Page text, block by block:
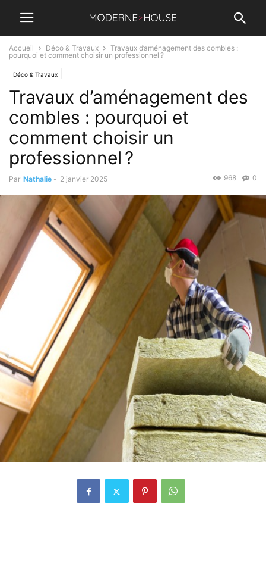
Accueil Déco & Travaux
Travaux d’aménagement des combles :
pourquoi et comment choisir un professionnel ?
Déco & Travaux
Travaux d’aménagement des
combles : pourquoi et
comment choisir un
professionnel ?
Par Nathalie - 2 janvier 2025 0
968